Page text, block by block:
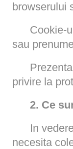
browserului
Cookie-
sau
Prezenta
privire la
2. Ce
In
necesita